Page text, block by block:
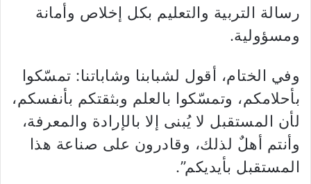
رسالة التربية والتعليم بكل إخلاص وأمانة
ومسؤولية.
وفي الختام، أقول لشبابنا وشاباتنا: تمسّكوا
بأحلامكم، وتمسّكوا بالعلم وبثقتكم بأنفسكم،
لأن المستقبل لا يُبنى إلا بالإرادة والمعرفة،
وأنتم أهلٌ لذلك، وقادرون على صناعة هذا
المستقبل بأيديكم”.